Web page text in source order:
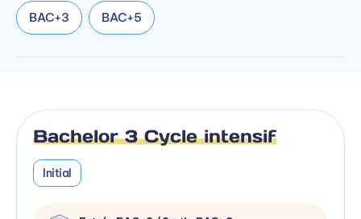
BAC+3 BAC+5
Bachelor 3 Cycle intensif
Initial